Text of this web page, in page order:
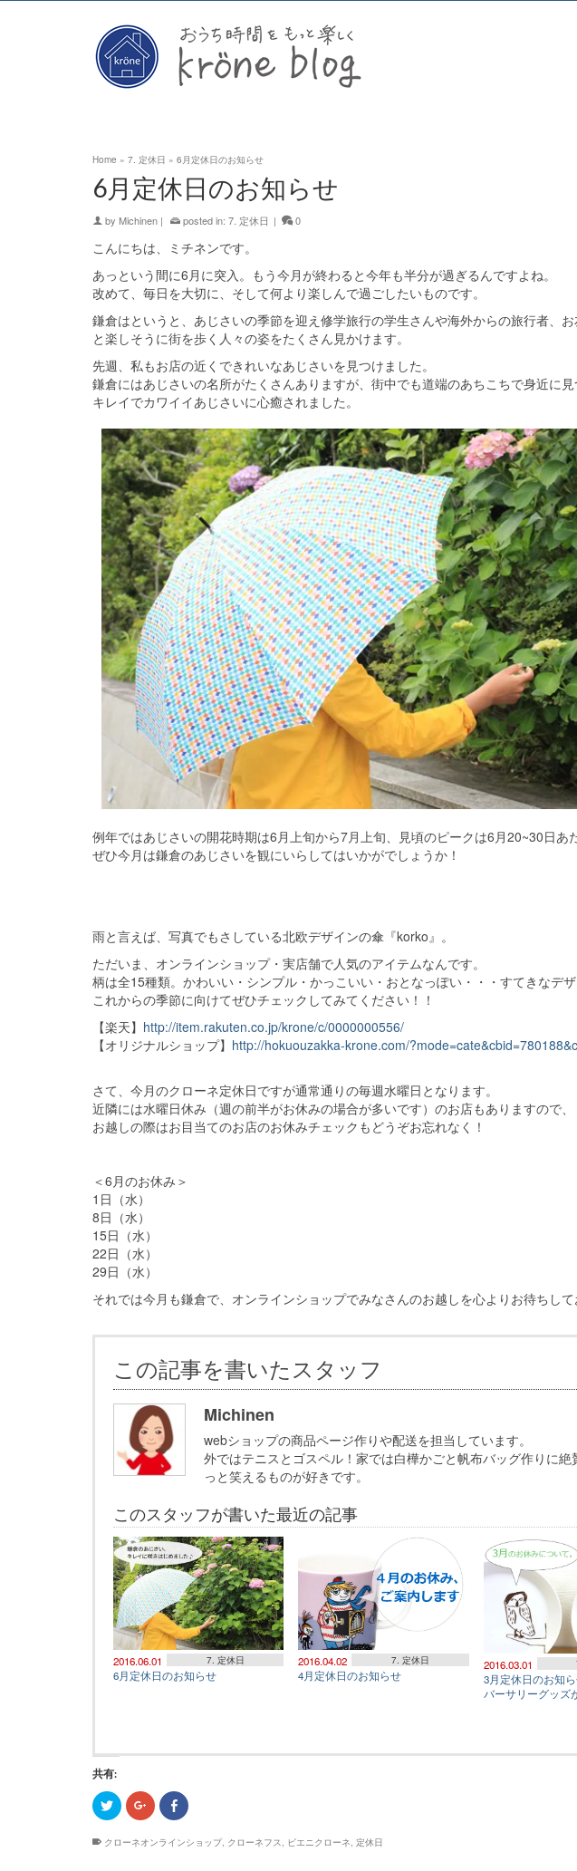
Home » 7. 定休日 » 6月定休日のお知らせ
6月定休日のお知らせ
by Michinen | posted in: 7. 定休日 | 0
こんにちは、ミチネンです。
あっという間に6月に突入。もう今月が終わると今年も半分が過ぎるんですよね。
改めて、毎日を大切に、そして何より楽しんで過ごしたいものです。
鎌倉はというと、あじさいの季節を迎え修学旅行の学生さんや海外からの旅行者、お
と楽しそうに街を歩く人々の姿をたくさん見かけます。
先週、私もお店の近くできれいなあじさいを見つけました。
鎌倉にはあじさいの名所がたくさんありますが、街中でも道端のあちこちで身近に見
キレイでカワイイあじさいに心癒されました。
例年ではあじさいの開花時期は6月上旬から7月上旬、見頃のピークは6月20~30日あ
ぜひ今月は鎌倉のあじさいを観にいらしてはいかがでしょうか！
雨と言えば、写真でもさしている北欧デザインの傘『korko』。
ただいま、オンラインショップ・実店舗で人気のアイテムなんです。
柄は全15種類。かわいい・シンプル・かっこいい・おとなっぽい・・・すてきなデザ
これからの季節に向けてぜひチェックしてみてください！！
【楽天】 http://item.rakuten.co.jp/krone/c/0000000556/
【オリジナルショップ】 http://hokuouzakka-krone.com/
さて、今月のクローネ定休日ですが通常通りの毎週水曜日となります。
近隣には水曜日休み（週の前半がお休みの場合が多いです）のお店もありますので、
お越しの際はお目当てのお店のお休みチェックもどうぞお忘れなく！
＜6月のお休み＞
1日（水）
8日（水）
15日（水）
22日（水）
29日（水）
それでは今月も鎌倉で、オンラインショップでみなさんのお越しを心よりお待ちして
この記事を書いたスタッフ
Michinen
webショップの商品ページ作りや配送を担当しています。
外ではテニスとゴスペル！家では白樺かごと帆布バッグ作りに
っと笑えるものが好きです。
このスタッフが書いた最近の記事
2016.06.01 7. 定休日
6月定休日のお知らせ
2016.04.02 7. 定休日
4月定休日のお知らせ
2016.03.01
3月定休日のお知
バーサリーグッズ
共有:
ク
リ
ク
し
ク
リ
ク
し
Facebook
で
有
す
クローネオンラインショップ, クローネフス, ピエニクローネ, 定休日